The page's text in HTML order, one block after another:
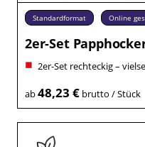
Standardformat Online
2er-Set
2er-Set rechteckig –
ab48,23 €brutto / Stück